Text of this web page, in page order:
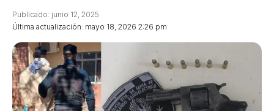
Última actualización: mayo 18, 2026 2:26 pm
Publicado: junio 12, 2025